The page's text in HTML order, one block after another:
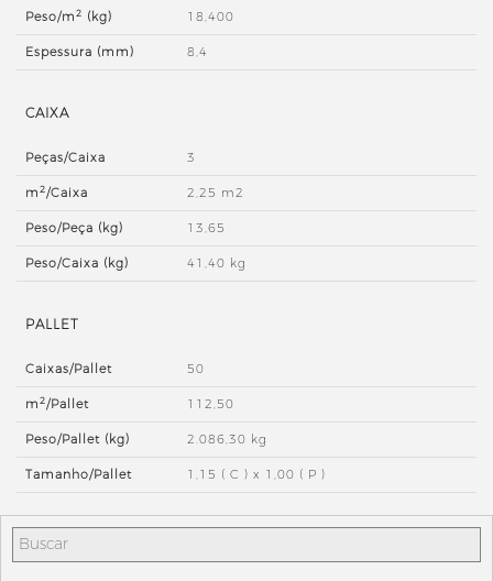
Peso/m2 (kg) 18,400
Espessura (mm) 8,4
CAIXA
Peças/Caixa 3
m2/Caixa 2,25 m2
Peso/Peça (kg) 13,65
Peso/Caixa (kg) 41,40 kg
PALLET
Caixas/Pallet 50
m2/Pallet 112,50
Peso/Pallet (kg) 2.086,30 kg
Tamanho/Pallet 1,15 ( C ) x 1,00 ( P )